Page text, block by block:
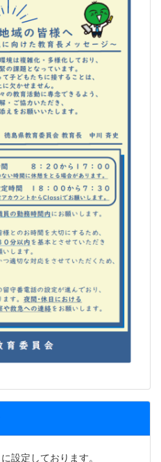
設定しております。